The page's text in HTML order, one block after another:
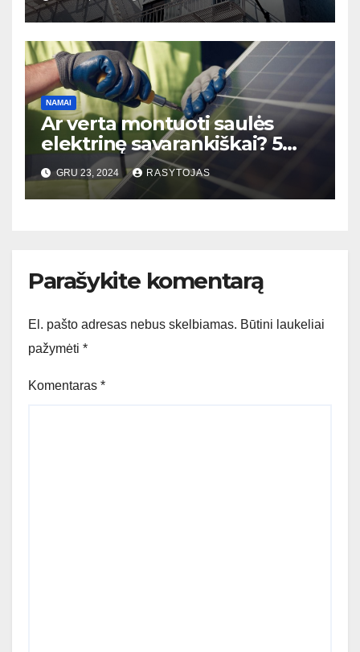
sveikatą ir gerovę
NAMAI
Ar verta montuoti saulės
elektrinę savarankiškai? 5
faktai, kuriuos būtina žinoti!
GRU 23, 2024 RASYTOJAS
Parašykite komentarą
El. pašto adresas nebus skelbiamas. Būtini laukeliai
pažymėti *
Komentaras *